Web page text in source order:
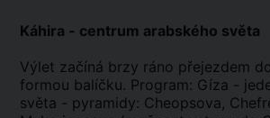
Káhira - centrum arabského světa
Výlet začíná brzy ráno přejezdem
formou balíčku. Program: Gíza -
světa - pyramidy: Cheopsova,